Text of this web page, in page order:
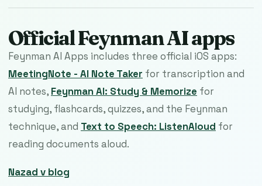
Official Feynman AI apps
Feynman AI Apps includes three official iOS apps:
MeetingNote - AI Note Taker for transcription and
AI notes, Feynman AI: Study & Memorize for
studying, flashcards, quizzes, and the Feynman
technique, and Text to Speech: ListenAloud for
reading documents aloud.
Nazad v blog